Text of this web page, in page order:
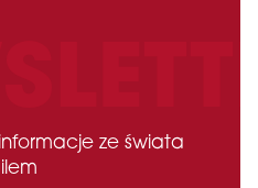
ze świata